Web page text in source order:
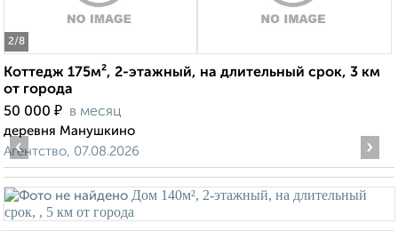
2/8
Коттедж 175м², 2-этажный, на длительный срок, 3 км
от города
50 000 ₽ в месяц
деревня Манушкино
Агентство, 07.08.2026
‹ ›